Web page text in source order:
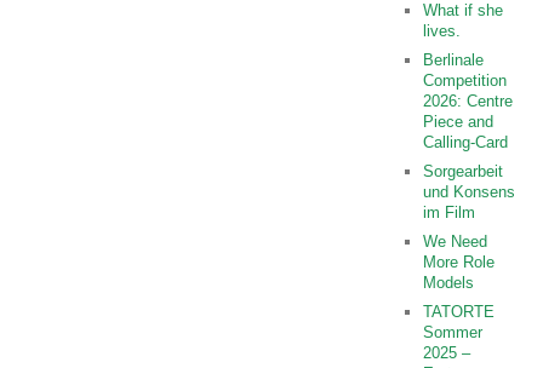
What if she
lives.
Berlinale
Competition
2026: Centre
Piece and
Calling-Card
Sorgearbeit
und Konsens
im Film
We Need
More Role
Models
TATORTE
Sommer
2025 –